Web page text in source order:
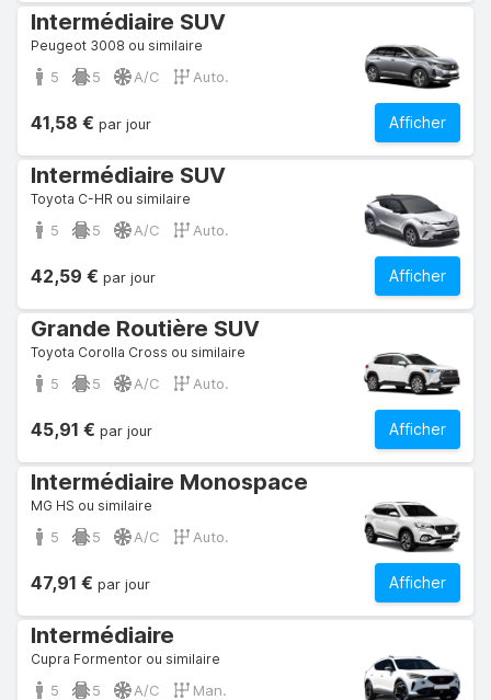
Intermédiaire SUV
Peugeot 3008 ou similaire
5 5 A/C Auto.
Afficher
41,58 € par jour
Intermédiaire SUV
Toyota C-HR ou similaire
5 5 A/C Auto.
Afficher
42,59 € par jour
Grande Routière SUV
Toyota Corolla Cross ou similaire
5 5 A/C Auto.
Afficher
45,91 € par jour
Intermédiaire Monospace
MG HS ou similaire
5 5 A/C Auto.
Afficher
47,91 € par jour
Intermédiaire
Cupra Formentor ou similaire
5 5 A/C Man.